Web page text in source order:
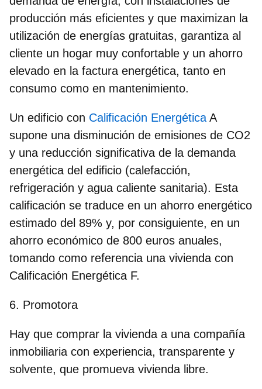
producción más eficientes y que maximizan la
utilización de energías gratuitas, garantiza al
cliente un hogar muy confortable y un ahorro
elevado en la factura energética, tanto en
consumo como en mantenimiento.
Un edificio con Calificación Energética A
supone una disminución de emisiones de CO2
y una reducción significativa de la demanda
energética del edificio (calefacción,
refrigeración y agua caliente sanitaria). Esta
calificación se traduce en un ahorro energético
estimado del 89% y, por consiguiente, en un
ahorro económico de 800 euros anuales,
tomando como referencia una vivienda con
Calificación Energética F.
6. Promotora
Hay que comprar la vivienda a una compañía
inmobiliaria con experiencia, transparente y
solvente, que promueva vivienda libre.